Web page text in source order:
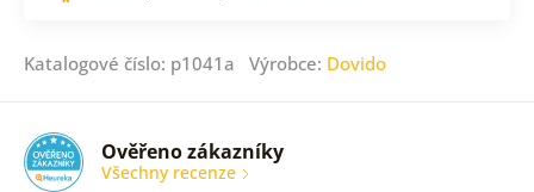
Katalogové číslo: p1041a Výrobce: Dovido
Ověřeno zákazníky
Všechny recenze